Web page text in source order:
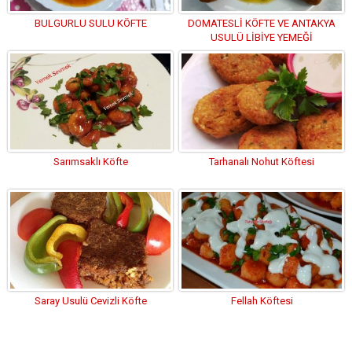
BULGURLU SULU KÖFTE
DOMATESLİ KÖFTE VE ANTAKYA
USULÜ LİBİYE YEMEĞİ
Sarımsaklı Köfte Tarhanalı Nohut Köftesi
Saray Usulü Cevizli Köfte Fellah Köftesi